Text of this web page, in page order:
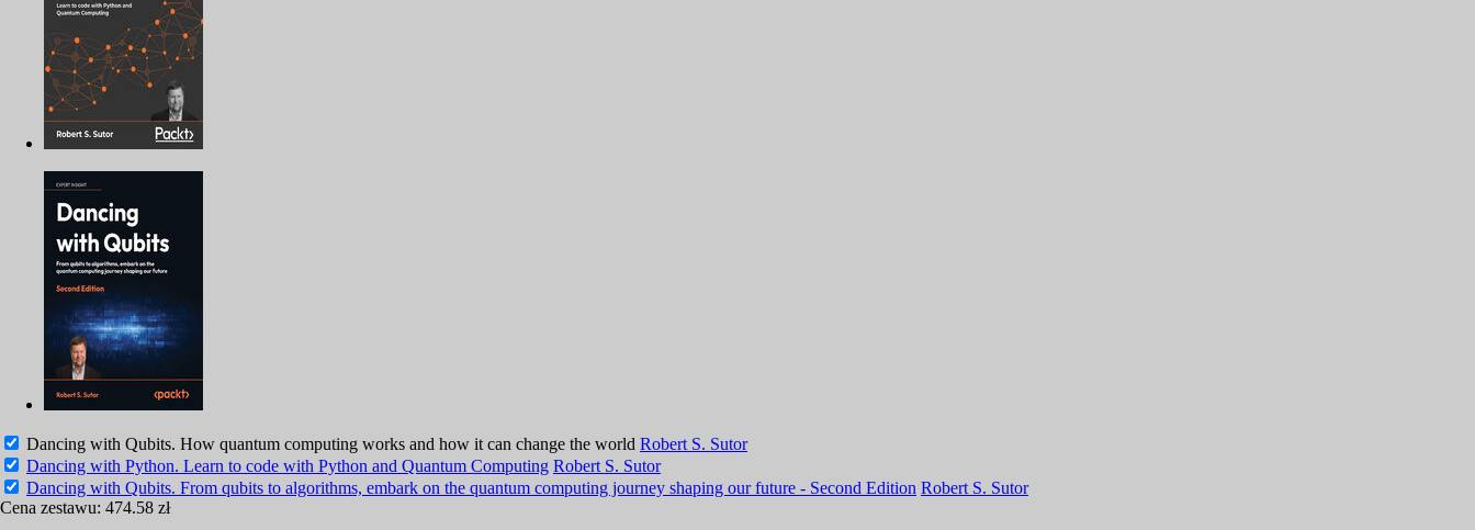
Dancing with Qubits. How quantum computing works and how it can change the world Robert S. Sutor
Dancing with Python. Learn to code with Python and Quantum Computing Robert S. Sutor
Dancing with Qubits. From qubits to algorithms, embark on the quantum computing journey shaping our future - Second Edition Robert S. Sutor
Cena zestawu: 474.58 zł